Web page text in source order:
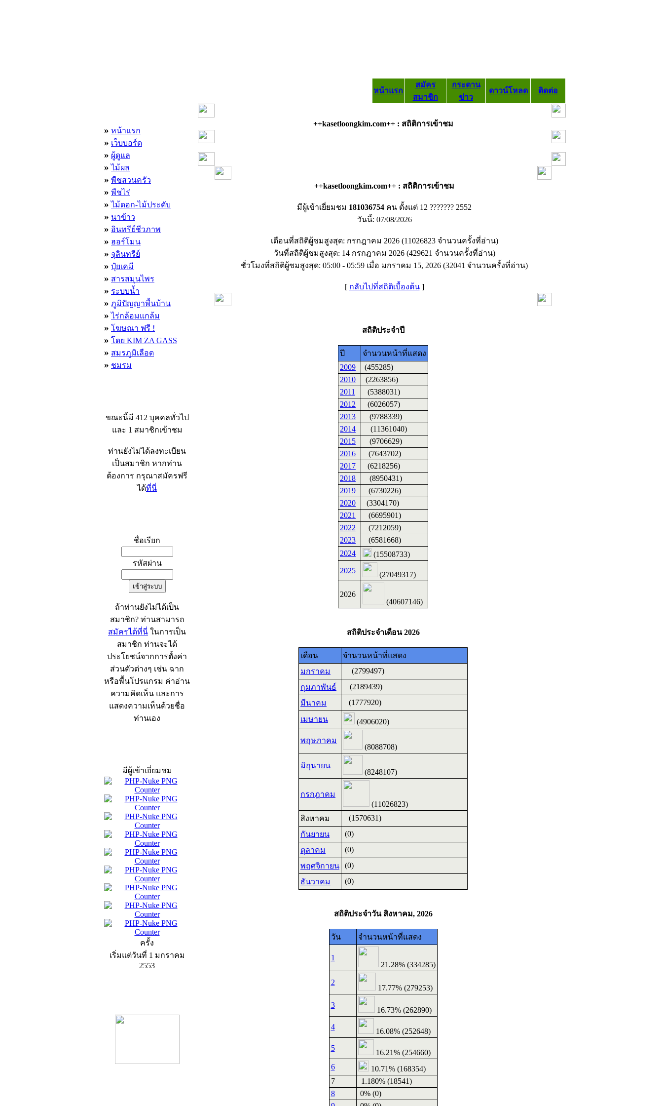
หน้าแรก
สมัคร
สมาชิก
กระดาน
ข่าว
ดาวน์โหลด ติดต่อ
» หน้าแรก
» เว็บบอร์ด
» ผู้ดูแล
» ไม้ผล
» พืชสวนครัว
» พืชไร่
» ไม้ดอก-ไม้ประดับ
» นาข้าว
» อินทรีย์ชีวภาพ
» ฮอร์โมน
» จุลินทรีย์
» ปุ๋ยเคมี
» สารสมุนไพร
» ระบบน้ำ
» ภูมิปัญญาพื้นบ้าน
» ไร่กล้อมแกล้ม
» โฆษณา ฟรี !
» โดย KIM ZA GASS
» สมรภูมิเลือด
» ชมรม
ขณะนี้มี 412 บุคคลทั่วไป
และ 1 สมาชิกเข้าชม
ท่านยังไม่ได้ลงทะเบียน
เป็นสมาชิก หากท่าน
ต้องการ กรุณาสมัครฟรี
ได้ที่นี่
ชื่อเรียก
รหัสผ่าน
ถ้าท่านยังไม่ได้เป็น
สมาชิก? ท่านสามารถ
สมัครได้ที่นี่ ในการเป็น
สมาชิก ท่านจะได้
ประโยชน์จากการตั้งค่า
ส่วนตัวต่างๆ เช่น ฉาก
หรือพื้นโปรแกรม ค่าอ่าน
ความคิดเห็น และการ
แสดงความเห็นด้วยชื่อ
ท่านเอง
มีผู้เข้าเยี่ยมชม
ครั้ง
เริ่มแต่วันที่ 1 มกราคม
2553
++kasetloongkim.com++ : สถิติการเข้าชม
++kasetloongkim.com++ : สถิติการเข้าชม
มีผู้เข้าเยี่ยมชม 181036754 คน ตั้งแต่ 12 ??????? 2552
วันนี้: 07/08/2026
เดือนที่สถิติผู้ชมสูงสุด: กรกฎาคม 2026 (11026823 จำนวนครั้งที่อ่าน)
วันที่สถิติผู้ชมสูงสุด: 14 กรกฎาคม 2026 (429621 จำนวนครั้งที่อ่าน)
ชั่วโมงที่สถิติผู้ชมสูงสุด: 05:00 - 05:59 เมื่อ มกราคม 15, 2026 (32041 จำนวนครั้งที่อ่าน)
[ กลับไปที่สถิติเบื้องต้น]
สถิติประจำปี
ปี
จำนวนหน้าที่แสดง
2009
(455285)
2010
(2263856)
2011
(5388031)
2012
(6026057)
2013
(9788339)
2014
(11361040)
2015
(9706629)
2016
(7643702)
2017
(6218256)
2018
(8950431)
2019
(6730226)
2020
(3304170)
2021
(6695901)
2022
(7212059)
2023
(6581668)
2024
(15508733)
2025
(27049317)
2026
(40607146)
สถิติประจำเดือน 2026
เดือน
จำนวนหน้าที่แสดง
มกราคม
(2799497)
กุมภาพันธ์
(2189439)
มีนาคม
(1777920)
เมษายน
(4906020)
พฤษภาคม
(8088708)
มิถุนายน
(8248107)
กรกฎาคม
(11026823)
สิงหาคม
(1570631)
กันยายน
(0)
ตุลาคม
(0)
พฤศจิกายน
(0)
ธันวาคม
(0)
สถิติประจำวัน สิงหาคม, 2026
วัน จำนวนหน้าที่แสดง
1
21.28% (334285)
2
17.77% (279253)
3
16.73% (262890)
4
16.08% (252648)
5
16.21% (254660)
6
10.71% (168354)
7
1.180% (18541)
8
0% (0)